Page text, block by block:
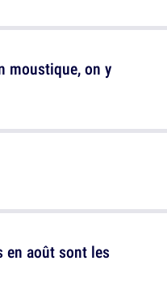
moustique, on y
en août sont les